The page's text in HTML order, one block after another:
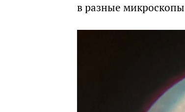
в разные микроскопы